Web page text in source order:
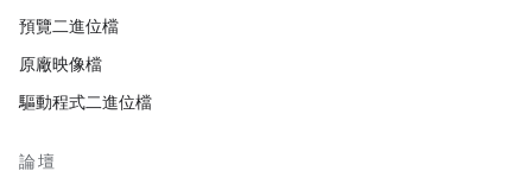
預覽二進位檔
原廠映像檔
驅動程式二進位檔
論壇